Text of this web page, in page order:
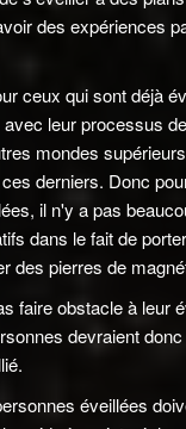
des expériences
ceux qui sont déjà
leur processus
mondes
derniers. Donc
il n'y a pas
dans le fait de
des pierres de
faire obstacle à leur
devraient
éveillées